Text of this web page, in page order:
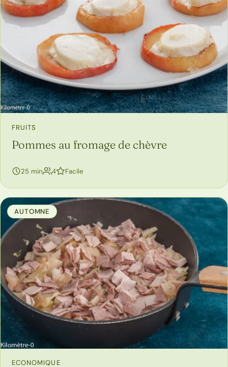
FRUITS
Pommes au fromage de chèvre
25 min 4personnes
Facile
AUTOMNE
ECONOMIQUE